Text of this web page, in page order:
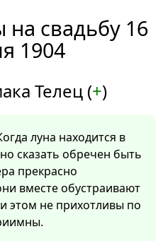
свадьбу 16
1904
Телец (+)
луна находится в
сказать обречен быть
прекрасно
вместе обустраивают
этом не прихотливы по